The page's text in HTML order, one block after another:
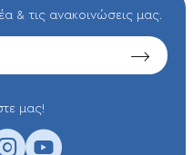
& τις ανακοινώσεις μας.
μας!